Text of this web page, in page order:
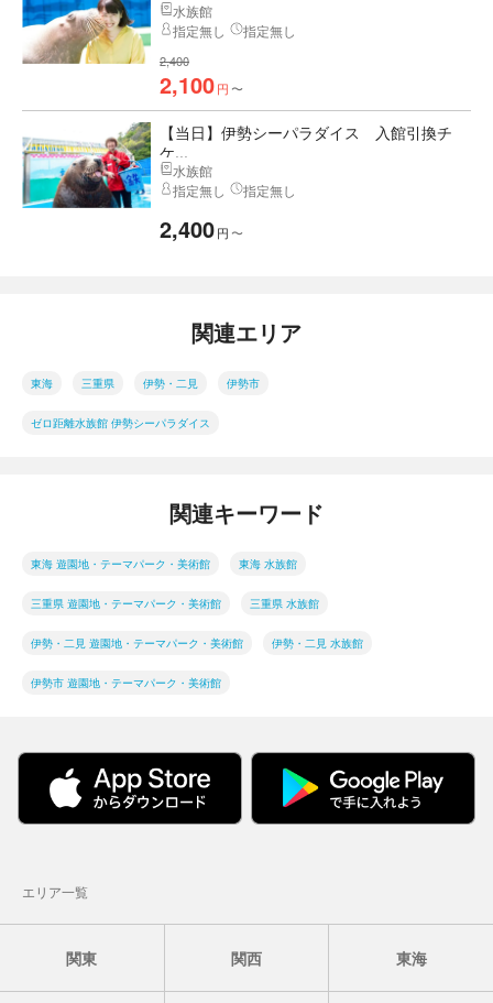
水族館
指定無し
指定無し
2,400
2,100円 〜
【当日】伊勢シーパラダイス 入館引換チ
ケ...
水族館
指定無し
指定無し
2,400円 〜
関連エリア
東海 三重県 伊勢・二見 伊勢市
ゼロ距離水族館 伊勢シーパラダイス
関連キーワード
東海 遊園地・テーマパーク・美術館 東海 水族館
三重県 遊園地・テーマパーク・美術館 三重県 水族館
伊勢・二見 遊園地・テーマパーク・美術館 伊勢・二見 水族館
伊勢市 遊園地・テーマパーク・美術館
エリア一覧
関東 関西 東海